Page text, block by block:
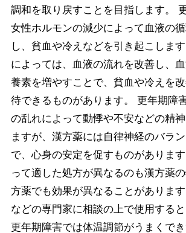
調和を取り戻すことを目指します。
女性ホルモンの減少によって血液の
し、貧血や冷えなどを引き起こしま
によっては、血液の流れを改善し、
養素を増やすことで、貧血や冷えを
待できるものがあります。 更年期障
の乱れによって動悸や不安などの精
ますが、漢方薬には自律神経のバラ
で、心身の安定を促すものがありま
って適した処方が異なるのも漢方薬
方薬でも効果が異なることがありま
などの専門家に相談の上で使用すると
更年期障害では体温調節がうまくで